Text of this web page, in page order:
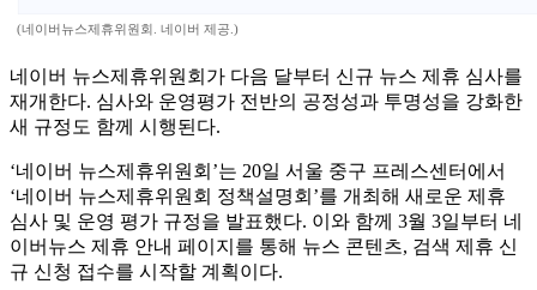
(네이버뉴스제휴위원회. 네이버 제공.)
네이버 뉴스제휴위원회가 다음 달부터 신규 뉴스 제휴 심사를
재개한다. 심사와 운영평가 전반의 공정성과 투명성을 강화한
새 규정도 함께 시행된다.
‘네이버 뉴스제휴위원회’는 20일 서울 중구 프레스센터에서
‘네이버 뉴스제휴위원회 정책설명회’를 개최해 새로운 제휴
심사 및 운영 평가 규정을 발표했다. 이와 함께 3월 3일부터 네
이버뉴스 제휴 안내 페이지를 통해 뉴스 콘텐츠, 검색 제휴 신
규 신청 접수를 시작할 계획이다.